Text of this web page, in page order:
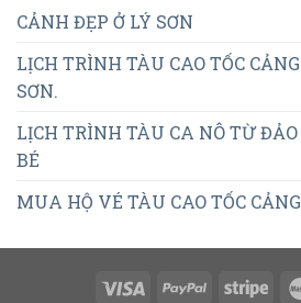
CẢNH ĐẸP Ở LÝ SƠN
LỊCH TRÌNH TÀU CAO TỐC
SƠN.
LỊCH TRÌNH TÀU CA NÔ TỪ
BÉ
MUA HỘ VÉ TÀU CAO TỐC